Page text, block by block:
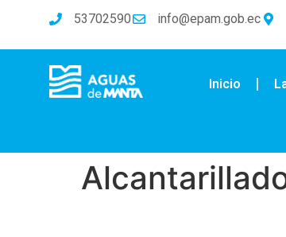
53702590 info@epam.gob.ec
Inicio